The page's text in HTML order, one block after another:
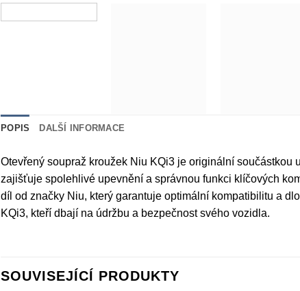
POPIS DALŠÍ INFORMACE
Otevřený soupraž kroužek Niu KQi3 je originální součástkou
zajišťuje spolehlivé upevnění a správnou funkci klíčových
díl od značky Niu, který garantuje optimální kompatibilitu a
KQi3, kteří dbají na údržbu a bezpečnost svého vozidla.
SOUVISEJÍCÍ PRODUKTY